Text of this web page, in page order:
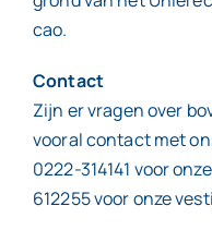
cao.
Contact
Zijn er vragen over
vooral contact met
0222-314141 voor
612255 voor onze